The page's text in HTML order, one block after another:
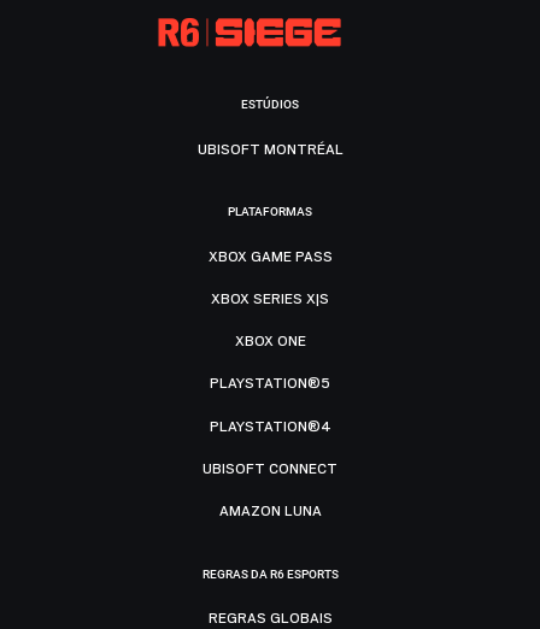
ESTÚDIOS
UBISOFT MONTRÉAL
PLATAFORMAS
XBOX GAME PASS
XBOX SERIES X|S
XBOX ONE
PLAYSTATION®5
PLAYSTATION®4
UBISOFT CONNECT
AMAZON LUNA
REGRAS DA R6 ESPORTS
REGRAS GLOBAIS